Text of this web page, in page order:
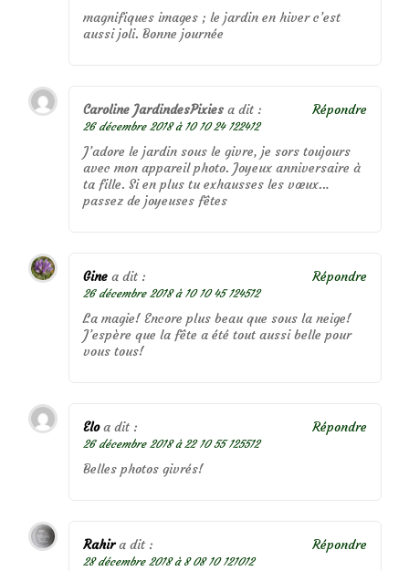
magnifiques images ; le jardin en hiver c’est
aussi joli. Bonne journée
Caroline JardindesPixies a dit :
26 décembre 2018 à 10 10 24 122412
J’adore le jardin sous le givre, je sors toujours
avec mon appareil photo. Joyeux anniversaire à
ta fille. Si en plus tu exhausses les vœux…
passez de joyeuses fêtes
Répondre
Gine a dit :
26 décembre 2018 à 10 10 45 124512
La magie! Encore plus beau que sous la neige!
J’espère que la fête a été tout aussi belle pour
vous tous!
Répondre
Elo a dit :
26 décembre 2018 à 22 10 55 125512
Belles photos givrés!
Répondre
Rahir a dit :
28 décembre 2018 à 8 08 10 121012
Répondre